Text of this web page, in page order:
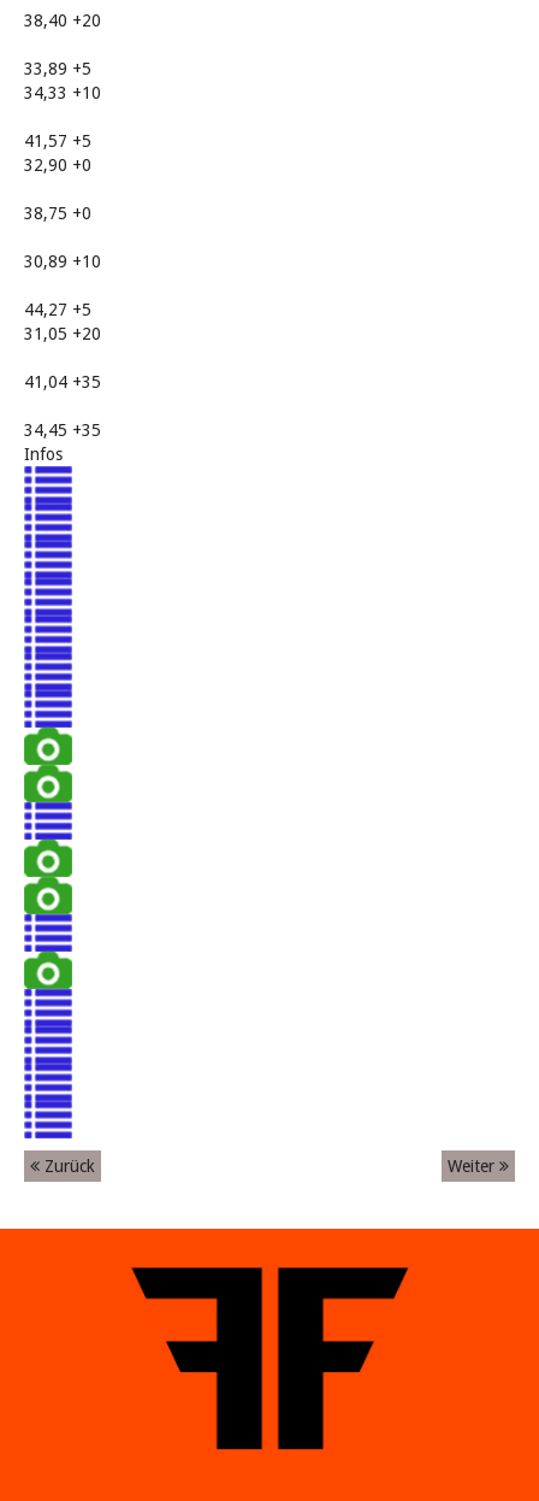
38,40 +20
33,89 +5
34,33 +10
41,57 +5
32,90 +0
38,75 +0
30,89 +10
44,27 +5
31,05 +20
41,04 +35
34,45 +35
Infos
Zurück Weiter